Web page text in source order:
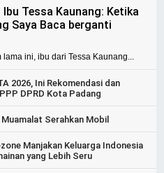
Tessa Kaunang: Ketika
Saya Baca berganti
ini, ibu dari Tessa Kaunang...
2026, Ini Rekomendasi dan
DPRD Kota Padang
Serahkan Mobil
Manjakan Keluarga Indonesia
yang Lebih Seru